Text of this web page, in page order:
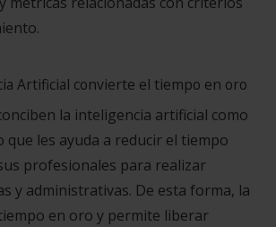
Artificial convierte el tiempo en oro
la inteligencia artificial como
les ayuda a reducir el tiempo
profesionales para realizar
y administrativas. De esta forma, la
en oro y permite liberar